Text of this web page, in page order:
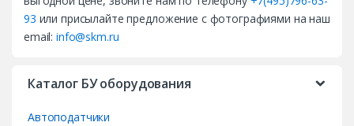
93 или присылайте предложение с фотографиями на наш
email:info@skm.ru
Каталог БУ оборудования
Автоподатчики